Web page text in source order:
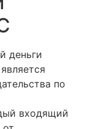
деньги
по
входящий